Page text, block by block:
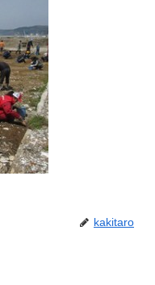
kakitaro